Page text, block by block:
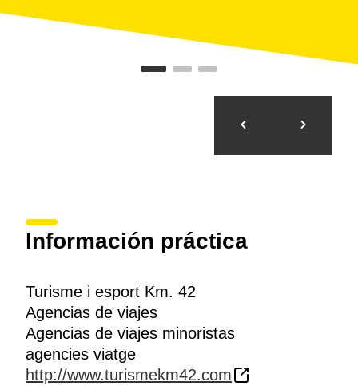
Información práctica
Turisme i esport Km. 42
Agencias de viajes
Agencias de viajes minoristas
agencies viatge
http://www.turismekm42.com